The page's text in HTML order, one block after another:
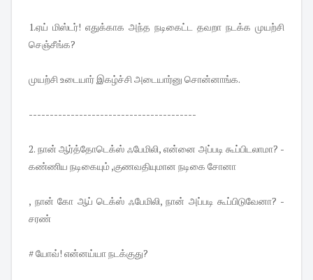
1.ஏய் மிஸ்டர்! எதுக்காக அந்த நடிகைட்ட தவறா நடக்க முயற்சி
செஞ்சீங்க?
முயற்சி உடையார் இகழ்ச்சி அடையார்னு சொன்னாங்க.
----------------------------------------
2. நான் ஆர்த்தோடெக்ஸ் ஃபேமிலி, என்னை அப்படி கூப்பிடலாமா? -
கண்ணிய நடிகையும் ,குணவதியுமான நடிகை சோனா
, நான் கோ ஆப் டெக்ஸ் ஃபேமிலி, நான் அப்படி கூப்பிடுவேனா? -
சரண்
# யோவ்! என்னய்யா நடக்குது?